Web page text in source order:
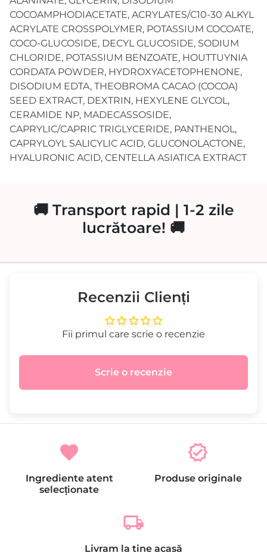
COCOAMPHODIACETATE, ACRYLATES/C10-30 ALKYL
ACRYLATE CROSSPOLYMER, POTASSIUM COCOATE,
COCO-GLUCOSIDE, DECYL GLUCOSIDE, SODIUM
CHLORIDE, POTASSIUM BENZOATE, HOUTTUYNIA
CORDATA POWDER, HYDROXYACETOPHENONE,
DISODIUM EDTA, THEOBROMA CACAO (COCOA)
SEED EXTRACT, DEXTRIN, HEXYLENE GLYCOL,
CERAMIDE NP, MADECASSOSIDE,
CAPRYLIC/CAPRIC TRIGLYCERIDE, PANTHENOL,
CAPRYLOYL SALICYLIC ACID, GLUCONOLACTONE,
HYALURONIC ACID, CENTELLA ASIATICA EXTRACT
🚚 Transport rapid | 1-2 zile
lucrătoare! 🚚
Recenzii Clienți
Fii primul care scrie o recenzie
Scrie o recenzie
favorite
Ingrediente atent
selecționate
verified
Produse originale
local_shipping
Livram la tine acasă